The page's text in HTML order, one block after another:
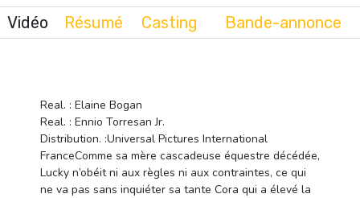
Vidéo Résumé Casting Bande-annonce
Real. : Elaine Bogan
Real. : Ennio Torresan Jr.
Distribution. :Universal Pictures International
FranceComme sa mère cascadeuse équestre décédée,
Lucky n’obéit ni aux règles ni aux contraintes, ce qui
ne va pas sans inquiéter sa tante Cora qui a élevé la